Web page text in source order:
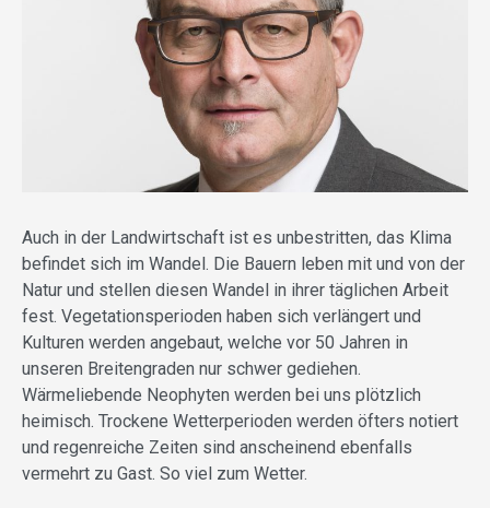
Auch in der Landwirtschaft ist es unbestritten, das Klima
befindet sich im Wandel. Die Bauern leben mit und von der
Natur und stellen diesen Wandel in ihrer täglichen Arbeit
fest. Vegetationsperioden haben sich verlängert und
Kulturen werden angebaut, welche vor 50 Jahren in
unseren Breitengraden nur schwer gediehen.
Wärmeliebende Neophyten werden bei uns plötzlich
heimisch. Trockene Wetterperioden werden öfters notiert
und regenreiche Zeiten sind anscheinend ebenfalls
vermehrt zu Gast. So viel zum Wetter.